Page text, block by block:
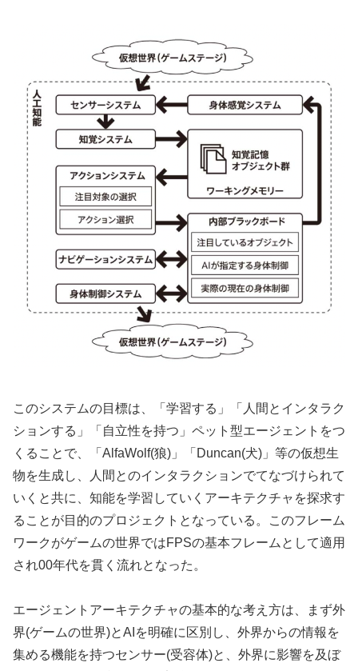
このシステムの目標は、「学習する」「人間とインタラク
ションする」「自立性を持つ」ペット型エージェントをつ
くることで、「AlfaWolf(狼)」「Duncan(犬)」等の仮想生
物を生成し、人間とのインタラクションでてなづけられて
いくと共に、知能を学習していくアーキテクチャを探求す
ることが目的のプロジェクトとなっている。このフレーム
ワークがゲームの世界ではFPSの基本フレームとして適用
され00年代を貫く流れとなった。
エージェントアーキテクチャの基本的な考え方は、まず外
界(ゲームの世界)とAIを明確に区別し、外界からの情報を
集める機能を持つセンサー(受容体)と、外界に影響を及ぼ